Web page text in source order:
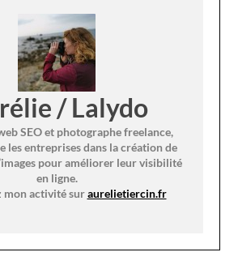
/ Lalydo
SEO et photographe freelance,
les entreprises dans la création de
pour améliorer leur visibilité
en ligne.
mon activité suraurelietiercin.fr